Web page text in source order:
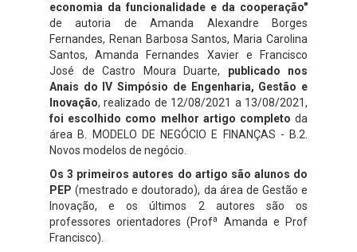
economia da funcionalidade e da cooperação"
de autoria de Amanda Alexandre Borges
Fernandes, Renan Barbosa Santos, Maria Carolina
Santos, Amanda Fernandes Xavier e Francisco
José de Castro Moura Duarte, publicado nos
Anais do IV Simpósio de Engenharia, Gestão e
Inovação, realizado de 12/08/2021 a 13/08/2021,
foi escolhido como melhor artigo completo da
área B. MODELO DE NEGÓCIO E FINANÇAS - B.2.
Novos modelos de negócio.
Os 3 primeiros autores do artigo são alunos do
PEP (mestrado e doutorado), da área de Gestão e
Inovação, e os últimos 2 autores são os
professores orientadores (Profa
Amanda e Prof
Francisco).